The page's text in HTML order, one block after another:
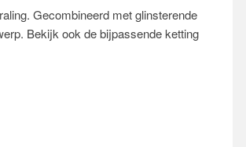
Gecombineerd met glinsterende
Bekijk ook de bijpassende ketting